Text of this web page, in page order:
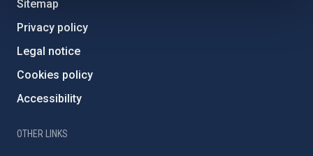
Sitemap
Privacy policy
Legal notice
Cookies policy
Accessibility
OTHER LINKS